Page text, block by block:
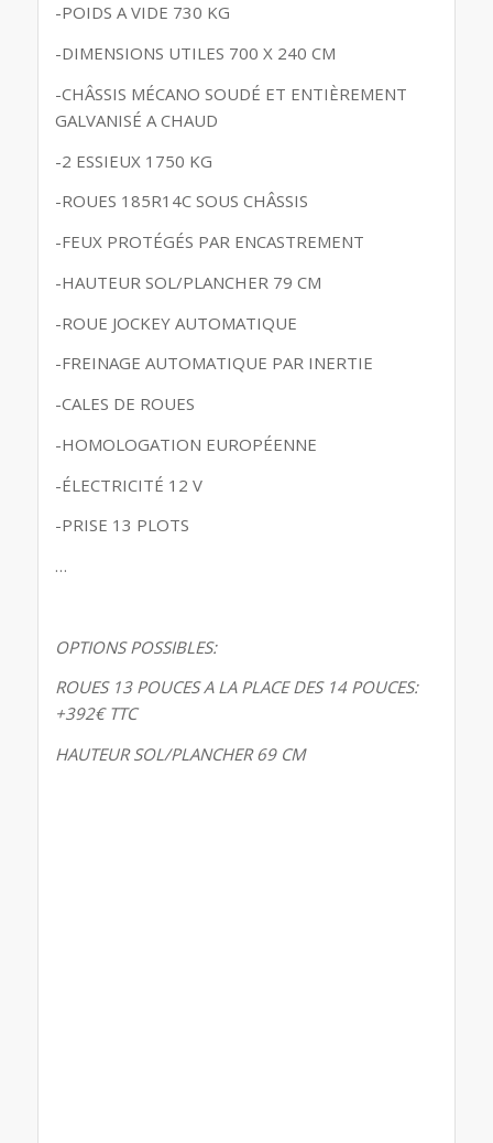
-POIDS A VIDE 730 KG
-DIMENSIONS UTILES 700 X 240 CM
-CHÂSSIS MÉCANO SOUDÉ ET ENTIÈREMENT
GALVANISÉ A CHAUD
-2 ESSIEUX 1750 KG
-ROUES 185R14C SOUS CHÂSSIS
-FEUX PROTÉGÉS PAR ENCASTREMENT
-HAUTEUR SOL/PLANCHER 79 CM
-ROUE JOCKEY AUTOMATIQUE
-FREINAGE AUTOMATIQUE PAR INERTIE
-CALES DE ROUES
-HOMOLOGATION EUROPÉENNE
-ÉLECTRICITÉ 12 V
-PRISE 13 PLOTS
…
OPTIONS POSSIBLES:
ROUES 13 POUCES A LA PLACE DES 14 POUCES:
+392€ TTC
HAUTEUR SOL/PLANCHER 69 CM